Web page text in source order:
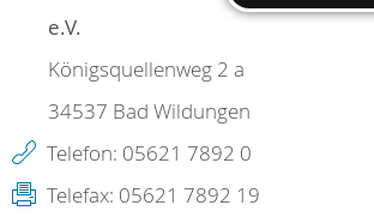
e.V.
Königsquellenweg 2 a
34537 Bad Wildungen
Telefon: 05621 7892 0
Telefax: 05621 7892 19